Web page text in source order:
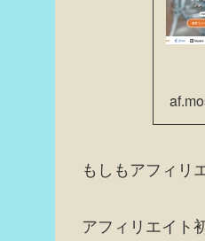
もしもアフィリ
アフィリエイト